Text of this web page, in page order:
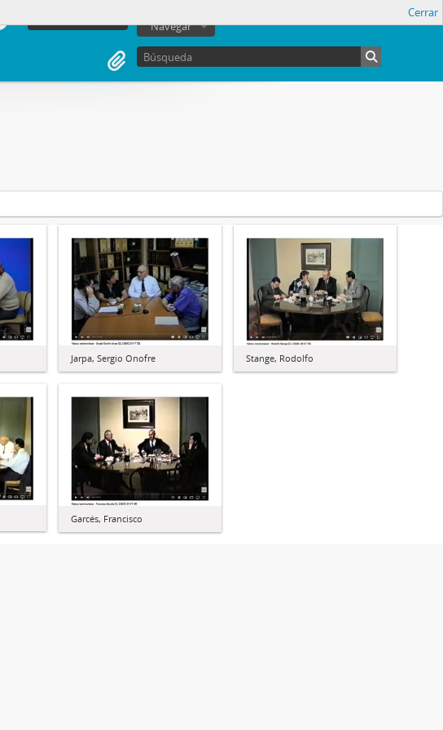
Navegar
Cerrar
Jarpa, Sergio Onofre Stange, Rodolfo
Garcés, Francisco